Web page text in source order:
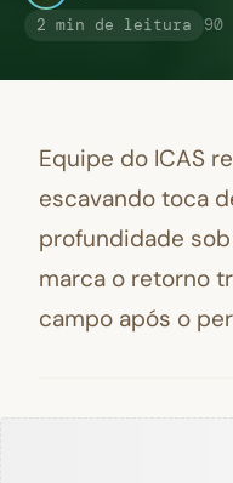
2 min de leitura
90
Equipe do ICAS
escavando toca
profundidade
marca o retorno
campo após o